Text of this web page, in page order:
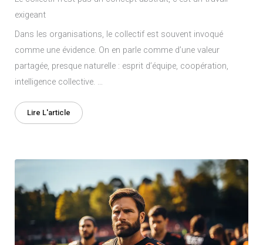
exigeant
Dans les organisations, le collectif est souvent invoqué
comme une évidence. On en parle comme d’une valeur
partagée, presque naturelle : esprit d’équipe, coopération,
intelligence collective. …
Lire L'article